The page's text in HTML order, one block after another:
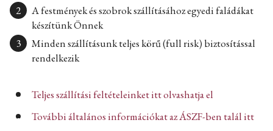
A festmények és szobrok szállításához egyedi faládákat
készítünk Önnek
Minden szállításunk teljes körű (full risk) biztosítással
rendelkezik
Teljes szállítási feltételeinket itt olvashatja el
További általános információkat az ÁSZF-ben talál itt